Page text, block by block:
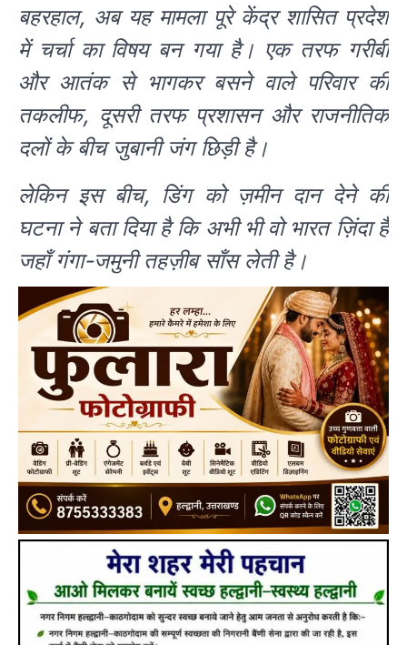
बहरहाल, अब यह मामला पूरे केंद्र शासित प्रदेश
में चर्चा का विषय बन गया है। एक तरफ गरीबी
और आतंक से भागकर बसने वाले परिवार की
तकलीफ, दूसरी तरफ प्रशासन और राजनीतिक
दलों के बीच जुबानी जंग छिड़ी है।
लेकिन इस बीच, डिंग को ज़मीन दान देने की
घटना ने बता दिया है कि अभी भी वो भारत ज़िंदा है
जहाँ गंगा-जमुनी तहज़ीब साँस लेती है।